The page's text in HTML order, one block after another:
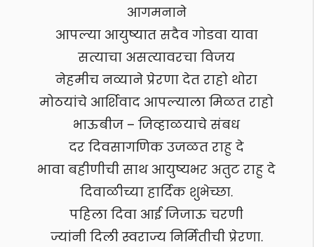
आगमनाने
आपल्या आयुष्यात सदैव गोडवा यावा
सत्याचा असत्यावरचा विजय
नेहमीच नव्याने प्रेरणा देत राहो थोरा
मोठयांचे आर्शिवाद आपल्याला मिळत राहो
भाऊबीज – जिव्हाळयाचे संबध
दर दिवसागणिक उजळत राहु दे
भावा बहीणीची साथ आयुष्यभर अतुट राहु दे
दिवाळीच्या हार्दिक शुभेच्छा.
पहिला दिवा आई जिजाऊ चरणी
ज्यांनी दिली स्वराज्य निर्मितीची प्रेरणा.